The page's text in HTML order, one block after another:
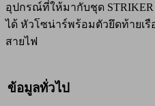
อุปกรณ์ที่ให้มากับชุด
ได้ หัวโซน่าร์พร้อมตัวยึดท้ายเรื
สายไฟ
ข้อมูลทั่วไป